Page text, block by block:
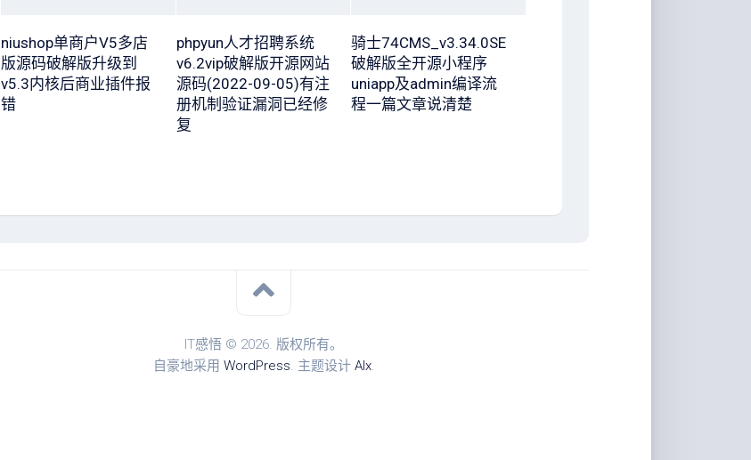
niushop单商户V5多店
版源码破解版升级到
v5.3内核后商业插件报
错
phpyun人才招聘系统
v6.2vip破解版开源网站
源码(2022-09-05)有注
册机制验证漏洞已经修
复
骑士74CMS_v3.34.0SE
破解版全开源小程序
uniapp及admin编译流
程一篇文章说清楚
IT感悟 © 2026. 版权所有。
自豪地采用 WordPress. 主题设计 Alx.